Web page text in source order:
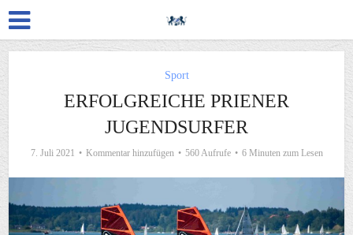
Sport
ERFOLGREICHE PRIENER
JUGENDSURFER
7. Juli 2021 Kommentar hinzufügen 560 Aufrufe 6 Minuten zum Lesen